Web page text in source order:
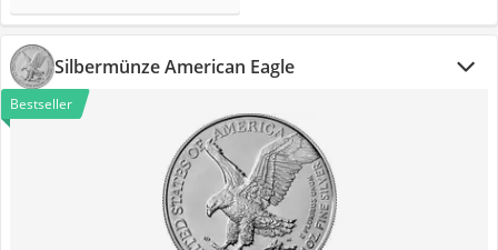
Silbermünze American Eagle
Bestseller